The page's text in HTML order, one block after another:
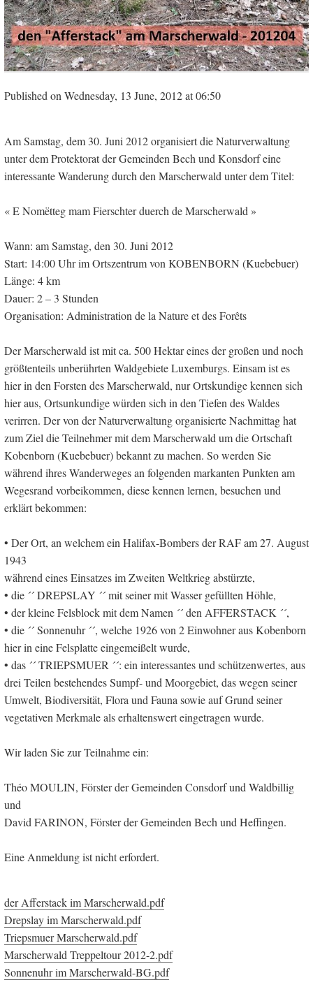
Published on Wednesday, 13 June, 2012 at 06:50
Am Samstag, dem 30. Juni 2012 organisiert die Naturverwaltung
unter dem Protektorat der Gemeinden Bech und Konsdorf eine
interessante Wanderung durch den Marscherwald unter dem Titel:
« E Nomëtteg mam Fierschter duerch de Marscherwald »
Wann: am Samstag, den 30. Juni 2012
Start: 14:00 Uhr im Ortszentrum von KOBENBORN (Kuebebuer)
Länge: 4 km
Dauer: 2 – 3 Stunden
Organisation: Administration de la Nature et des Forêts
Der Marscherwald ist mit ca. 500 Hektar eines der großen und noch
größtenteils unberührten Waldgebiete Luxemburgs. Einsam ist es
hier in den Forsten des Marscherwald, nur Ortskundige kennen sich
hier aus, Ortsunkundige würden sich in den Tiefen des Waldes
verirren. Der von der Naturverwaltung organisierte Nachmittag hat
zum Ziel die Teilnehmer mit dem Marscherwald um die Ortschaft
Kobenborn (Kuebebuer) bekannt zu machen. So werden Sie
während ihres Wanderweges an folgenden markanten Punkten am
Wegesrand vorbeikommen, diese kennen lernen, besuchen und
erklärt bekommen:
• Der Ort, an welchem ein Halifax-Bombers der RAF am 27. August
1943
während eines Einsatzes im Zweiten Weltkrieg abstürzte,
• die ´´ DREPSLAY ´´ mit seiner mit Wasser gefüllten Höhle,
• der kleine Felsblock mit dem Namen ´´ den AFFERSTACK ´´,
• die ´´ Sonnenuhr ´´, welche 1926 von 2 Einwohner aus Kobenborn
hier in eine Felsplatte eingemeißelt wurde,
• das ´´ TRIEPSMUER ´´: ein interessantes und schützenwertes, aus
drei Teilen bestehendes Sumpf- und Moorgebiet, das wegen seiner
Umwelt, Biodiversität, Flora und Fauna sowie auf Grund seiner
vegetativen Merkmale als erhaltenswert eingetragen wurde.
Wir laden Sie zur Teilnahme ein:
Théo MOULIN, Förster der Gemeinden Consdorf und Waldbillig
und
David FARINON, Förster der Gemeinden Bech und Heffingen.
Eine Anmeldung ist nicht erfordert.
der Afferstack im Marscherwald.pdf
Drepslay im Marscherwald.pdf
Triepsmuer Marscherwald.pdf
Marscherwald Treppeltour 2012-2.pdf
Sonnenuhr im Marscherwald-BG.pdf